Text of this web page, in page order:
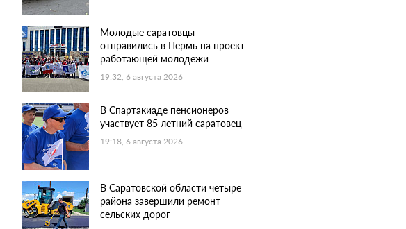
Молодые саратовцы
отправились в Пермь на проект
работающей молодежи
19:32, 6 августа 2026
В Спартакиаде пенсионеров
участвует 85-летний саратовец
19:18, 6 августа 2026
В Саратовской области четыре
района завершили ремонт
сельских дорог